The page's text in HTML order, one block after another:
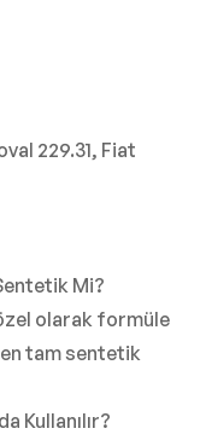
229.31, Fiat
Mi?
olarak formüle
tam sentetik
Kullanılır?